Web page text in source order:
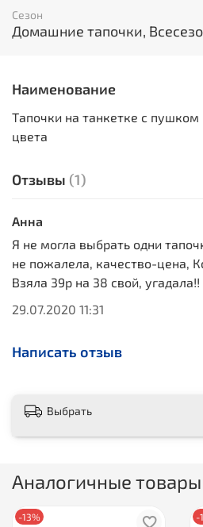
Сезон
Домашние тапочки,
Наименование
Тапочки на танкетке с пушком
цвета
Отзывы (1)
Анна
Я не могла выбрать одни
не пожалела, качество-цена,
Взяла 39р на 38 свой, угадала!!
29.07.2020 11:31
Написать отзыв
Выбрать
Аналогичные товары
-13% -